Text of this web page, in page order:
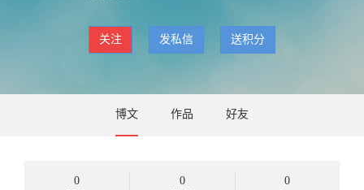
关注 发私信 送积分
博文 作品 好友
0
0
0